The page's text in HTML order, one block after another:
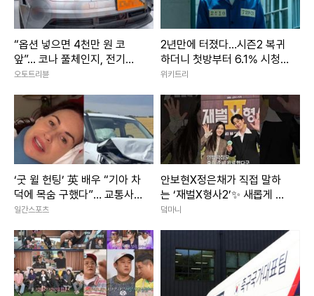
“옵션 넣으면 4천만 원 코
앞”... 코나 풀체인지, 전기차
보다 비싸질까
오토트리뷴
2년만에 터졌다…시즌2 복귀
하더니 첫방부터 6.1% 시청
률 찍은 한국 드라마
위키트리
‘굿 윌 헌팅’ 英 배우 “기아 차
덕에 목숨 구했다”… 교통사
고 후 감사 [IS해외연예]
일간스포츠
안보현X정은채가 직접 말하
는 ‘재벌X형사2’✨ 새롭게 돌
아온 두 사람의 이야기｜재벌
덬마니